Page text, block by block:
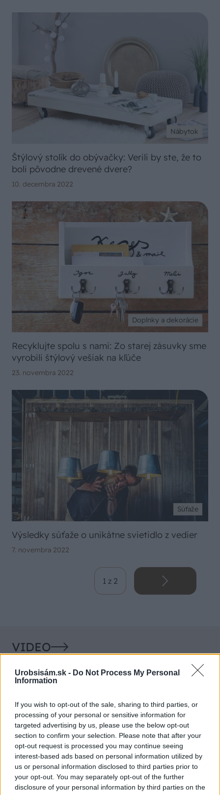
Urobsisám.sk - Do Not Process My Personal
Information
If you wish to opt-out of the sale, sharing to third parties, or
processing of your personal or sensitive information for
targeted advertising by us, please use the below opt-out
section to confirm your selection. Please note that after your
opt-out request is processed you may continue seeing
interest-based ads based on personal information utilized by
us or personal information disclosed to third parties prior to
your opt-out. You may separately opt-out of the further
disclosure of your personal information by third parties on the
Nábytok
Štýlový stolík do obývačky: Verili by ste, že to
boli pôvodne drevené dvere?
10. decembra 2022
Doplnky a dekorácie
Recyklujte spolu s nami: Zo starej zásuvky sme
vyrobili štýlový vešiak na kľúče
23. novembra 2022
Súťaže
Výsledky súťaže o unikátne svietidlo z vedier
7. novembra 2022
1 z 2
VIDEO
Chcete dominantu interiéru,
ktorá pritiahne pohľady?
Vyrobte si takéto masívne
Prečo klasická
potrubia v
ako to vyriešiť